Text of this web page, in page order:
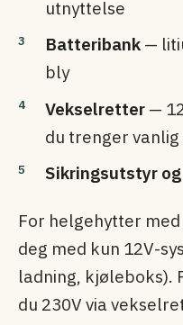
utnyttelse
Batteribank —
bly
Vekselretter —
du trenger
Sikringsutstyr
For helgehytter
deg med kun 12V-
ladning, kjøleboks).
du 230V via